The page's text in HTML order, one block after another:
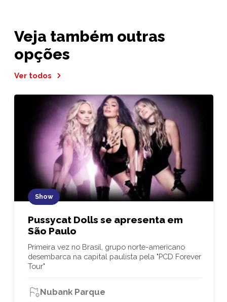
Veja também outras
opções
Ver todos
Show
Pussycat Dolls se apresenta em
São Paulo
Primeira vez no Brasil, grupo norte-americano
desembarca na capital paulista pela "PCD Forever
Tour"
Nubank Parque